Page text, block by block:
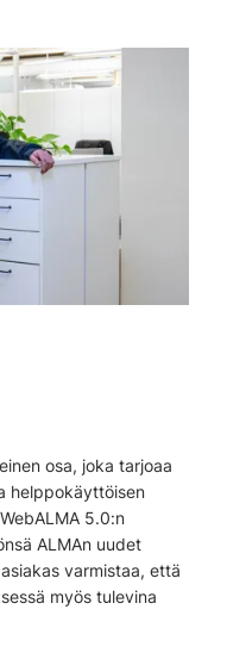
osa, joka tarjoaa
helppokäyttöisen
5.0:n
ALMAn uudet
varmistaa, että
myös tulevina